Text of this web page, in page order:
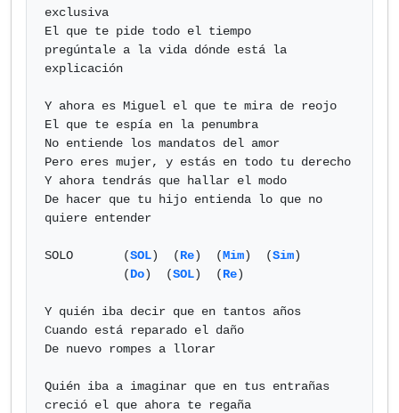
exclusiva
El que te pide todo el tiempo
pregúntale a la vida dónde está la
explicación
Y ahora es Miguel el que te mira de reojo
El que te espía en la penumbra
No entiende los mandatos del amor
Pero eres mujer, y estás en todo tu derecho
Y ahora tendrás que hallar el modo
De hacer que tu hijo entienda lo que no
quiere entender
SOLO	   (SOL)  (Re)  (Mim)  (Sim)
	   (
Do)  (SOL)  (Re)
Y quién iba decir que en tantos años
Cuando está reparado el daño
De nuevo rompes a llorar
Quién iba a imaginar que en tus entrañas
creció el que ahora te regaña